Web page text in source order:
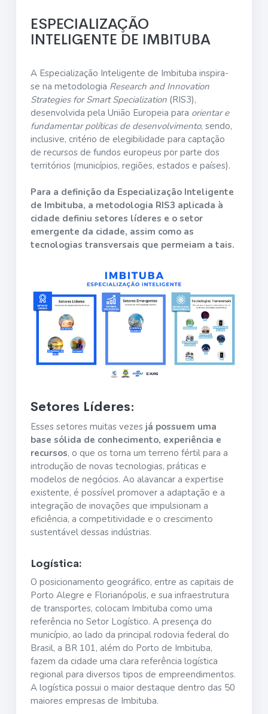
ESPECIALIZAÇÃO
INTELIGENTE DE IMBITUBA
A Especialização Inteligente de Imbituba inspira-
se na metodologia Research and Innovation
Strategies for Smart Specialization (RIS3),
desenvolvida pela União Europeia para orientar e
fundamentar políticas de desenvolvimento, sendo,
inclusive, critério de elegibilidade para captação
de recursos de fundos europeus por parte dos
territórios (municípios, regiões, estados e países).
Para a definição da Especialização Inteligente
de Imbituba, a metodologia RIS3 aplicada à
cidade definiu setores líderes e o setor
emergente da cidade, assim como as
tecnologias transversais que permeiam a tais.
Setores Líderes:
Esses setores muitas vezes já possuem uma
base sólida de conhecimento, experiência e
recursos, o que os torna um terreno fértil para a
introdução de novas tecnologias, práticas e
modelos de negócios. Ao alavancar a expertise
existente, é possível promover a adaptação e a
integração de inovações que impulsionam a
eficiência, a competitividade e o crescimento
sustentável dessas indústrias.
Logística:
O posicionamento geográfico, entre as capitais de
Porto Alegre e Florianópolis, e sua infraestrutura
de transportes, colocam Imbituba como uma
referência no Setor Logístico. A presença do
município, ao lado da principal rodovia federal do
Brasil, a BR 101, além do Porto de Imbituba,
fazem da cidade uma clara referência logística
regional para diversos tipos de empreendimentos.
A logística possui o maior destaque dentro das 50
maiores empresas de Imbituba.